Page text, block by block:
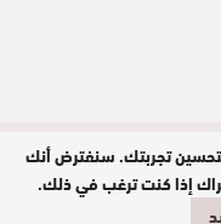
تجربتك. سنفترض أنك
إذا كنت ترغب في ذلك.